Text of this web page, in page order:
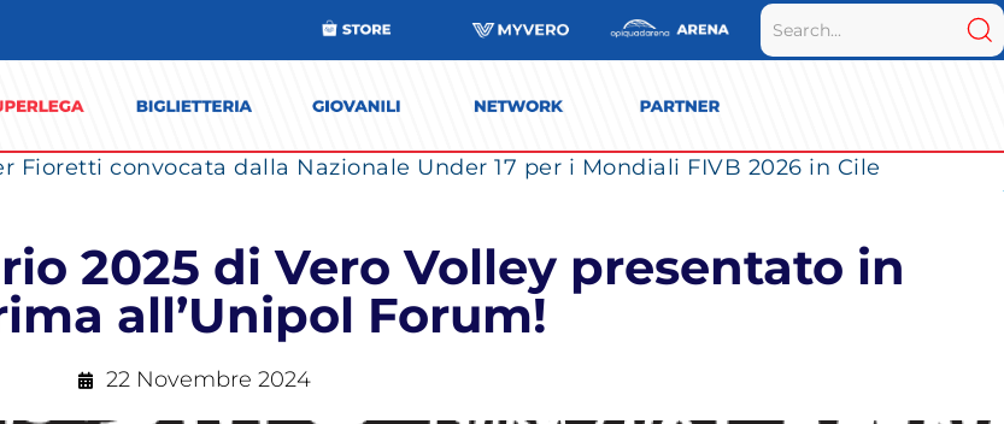
Fioretti convocata dalla Nazionale Under 17 per i Mondiali FIVB 2026 in Cile
2025 di Vero Volley presentato in
all’Unipol Forum!
22 Novembre 2024